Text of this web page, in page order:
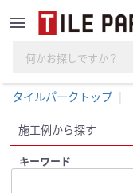
menu
タイルパークトップ
施工例から探す
キーワード